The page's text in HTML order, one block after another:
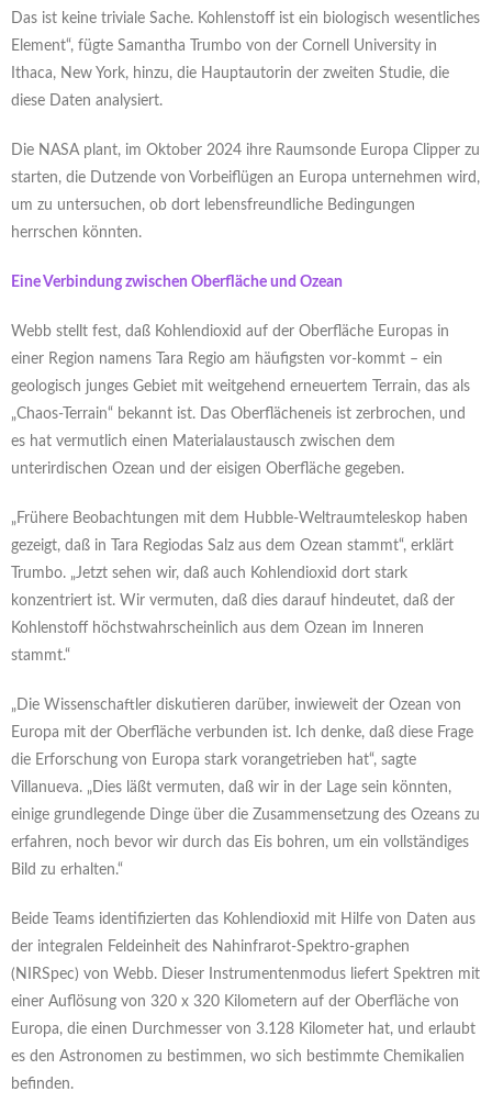
Das ist keine triviale Sache. Kohlenstoff ist ein biologisch wesentliches
Element“, fügte Samantha Trumbo von der Cornell University in
Ithaca, New York, hinzu, die Hauptautorin der zweiten Studie, die
diese Daten analysiert.
Die NASA plant, im Oktober 2024 ihre Raumsonde Europa Clipper zu
starten, die Dutzende von Vorbeiflügen an Europa unternehmen wird,
um zu untersuchen, ob dort lebensfreundliche Bedingungen
herrschen könnten.
Eine Verbindung zwischen Oberfläche und Ozean
Webb stellt fest, daß Kohlendioxid auf der Oberfläche Europas in
einer Region namens Tara Regio am häufigsten vor-kommt – ein
geologisch junges Gebiet mit weitgehend erneuertem Terrain, das als
„Chaos-Terrain“ bekannt ist. Das Oberflächeneis ist zerbrochen, und
es hat vermutlich einen Materialaustausch zwischen dem
unterirdischen Ozean und der eisigen Oberfläche gegeben.
„Frühere Beobachtungen mit dem Hubble-Weltraumteleskop haben
gezeigt, daß in Tara Regiodas Salz aus dem Ozean stammt“, erklärt
Trumbo. „Jetzt sehen wir, daß auch Kohlendioxid dort stark
konzentriert ist. Wir vermuten, daß dies darauf hindeutet, daß der
Kohlenstoff höchstwahrscheinlich aus dem Ozean im Inneren
stammt.“
„Die Wissenschaftler diskutieren darüber, inwieweit der Ozean von
Europa mit der Oberfläche verbunden ist. Ich denke, daß diese Frage
die Erforschung von Europa stark vorangetrieben hat“, sagte
Villanueva. „Dies läßt vermuten, daß wir in der Lage sein könnten,
einige grundlegende Dinge über die Zusammensetzung des Ozeans zu
erfahren, noch bevor wir durch das Eis bohren, um ein vollständiges
Bild zu erhalten.“
Beide Teams identifizierten das Kohlendioxid mit Hilfe von Daten aus
der integralen Feldeinheit des Nahinfrarot-Spektro-graphen
(NIRSpec) von Webb. Dieser Instrumentenmodus liefert Spektren mit
einer Auflösung von 320 x 320 Kilometern auf der Oberfläche von
Europa, die einen Durchmesser von 3.128 Kilometer hat, und erlaubt
es den Astronomen zu bestimmen, wo sich bestimmte Chemikalien
befinden.